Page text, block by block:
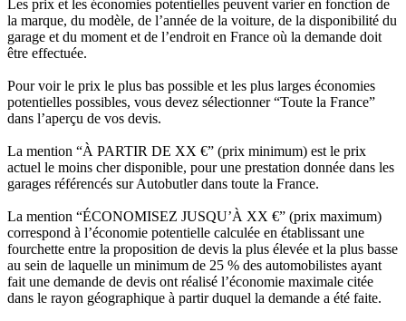
Les prix et les économies potentielles peuvent varier en fonction de
la marque, du modèle, de l’année de la voiture, de la disponibilité du
garage et du moment et de l’endroit en France où la demande doit
être effectuée.
Pour voir le prix le plus bas possible et les plus larges économies
potentielles possibles, vous devez sélectionner “Toute la France”
dans l’aperçu de vos devis.
La mention “À PARTIR DE XX €” (prix minimum) est le prix
actuel le moins cher disponible, pour une prestation donnée dans les
garages référencés sur Autobutler dans toute la France.
La mention “ÉCONOMISEZ JUSQU’À XX €” (prix maximum)
correspond à l’économie potentielle calculée en établissant une
fourchette entre la proposition de devis la plus élevée et la plus basse
au sein de laquelle un minimum de 25 % des automobilistes ayant
fait une demande de devis ont réalisé l’économie maximale citée
dans le rayon géographique à partir duquel la demande a été faite.